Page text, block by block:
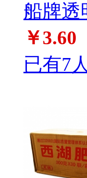
船牌透
￥3.60
已有7